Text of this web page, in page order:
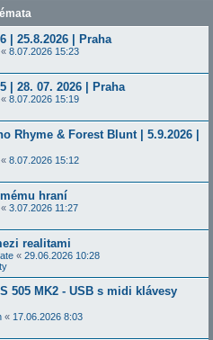
| 25.8.2026 | Praha
« 8.07.2026 15:23
| 28. 07. 2026 | Praha
« 8.07.2026 15:19
Rhyme & Forest Blunt | 5.9.2026 |
« 8.07.2026 15:12
hraní
« 3.07.2026 11:27
realitami
« 29.06.2026 10:28
505 MK2 - USB s midi klávesy
« 17.06.2026 8:03